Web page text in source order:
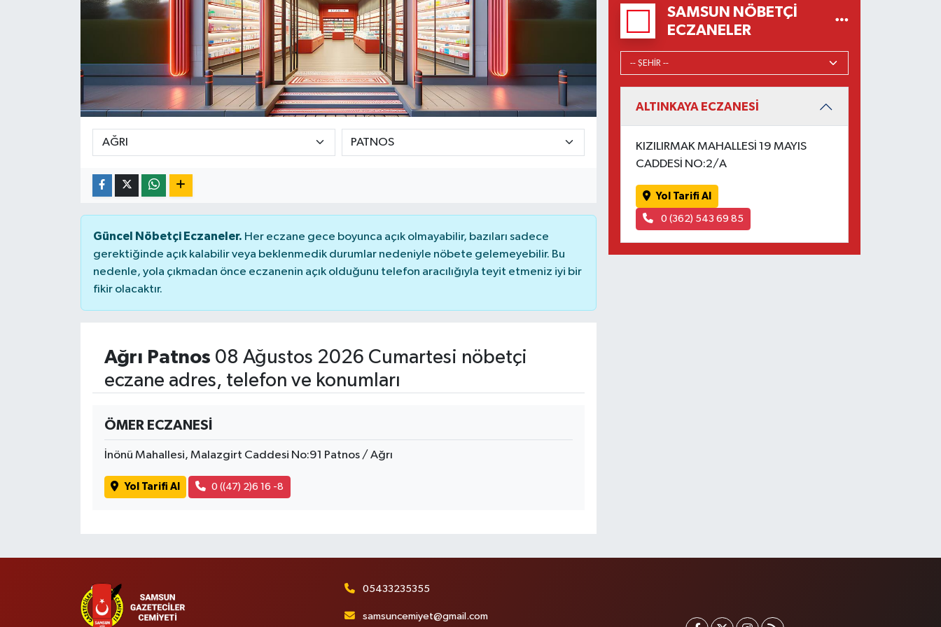
Güncel Nöbetçi Eczaneler. Her eczane gece boyunca açık olmayabilir, bazıları sadece
gerektiğinde açık kalabilir veya beklenmedik durumlar nedeniyle nöbete gelemeyebilir. Bu
nedenle, yola çıkmadan önce eczanenin açık olduğunu telefon aracılığıyla teyit etmeniz iyi bir
fikir olacaktır.
Ağrı Patnos 08 Ağustos 2026 Cumartesi nöbetçi
eczane adres, telefon ve konumları
ÖMER ECZANESİ
İnönü Mahallesi, Malazgirt Caddesi No:91 Patnos / Ağrı
Yol Tarifi Al 0 ((47) 2)6 16 -8
SAMSUN NÖBETÇI
ECZANELER
ALTINKAYA ECZANESİ
KIZILIRMAK MAHALLESİ 19 MAYIS
CADDESİ NO:2/A
Yol Tarifi Al
0 (362) 543 69 85
05433235355
samsuncemiyet@gmail.com